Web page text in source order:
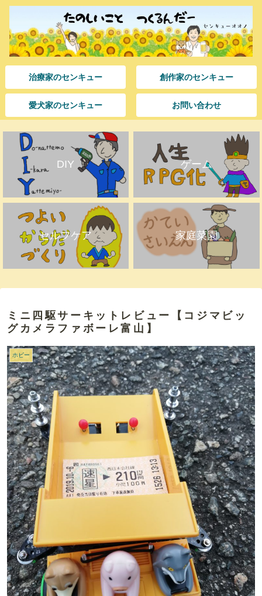
治療家のセンキュー 創作家のセンキュー
愛犬家のセンキュー お問い合わせ
DIY ゲーム
セルフケア 家庭菜園
ミニ四駆サーキットレビュー【コジマビッ
グカメラファボーレ富山】
ホビー